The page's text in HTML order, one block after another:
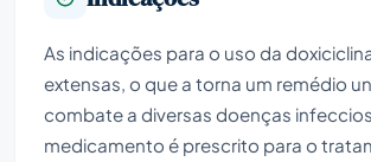
As indicações para o uso da
extensas, o que a torna um remédio
combate a diversas doenças
medicamento é prescrito para o